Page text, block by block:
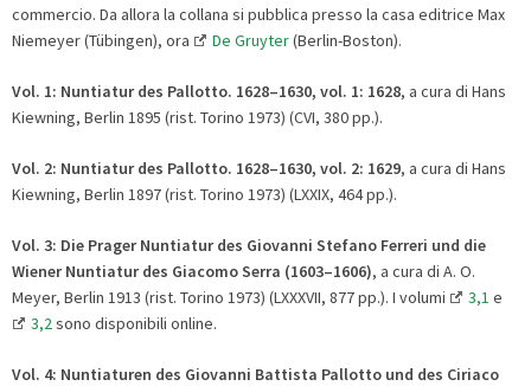
commercio. Da allora la collana si pubblica presso la casa editrice Max
Niemeyer (Tübingen), ora
De Gruyter(Berlin-Boston).
Vol. 1: Nuntiatur des Pallotto. 1628–1630, vol. 1: 1628, a cura di Hans
Kiewning, Berlin 1895 (rist. Torino 1973) (CVI, 380 pp.).
Vol. 2: Nuntiatur des Pallotto. 1628–1630, vol. 2: 1629, a cura di Hans
Kiewning, Berlin 1897 (rist. Torino 1973) (LXXIX, 464 pp.).
Vol. 3: Die Prager Nuntiatur des Giovanni Stefano Ferreri und die
Wiener Nuntiatur des Giacomo Serra (1603–1606), a cura di A. O.
Meyer, Berlin 1913 (rist. Torino 1973) (LXXXVII, 877 pp.). I volumi
3,1 e
3,2 sono disponibili online.
Vol. 4: Nuntiaturen des Giovanni Battista Pallotto und des Ciriaco